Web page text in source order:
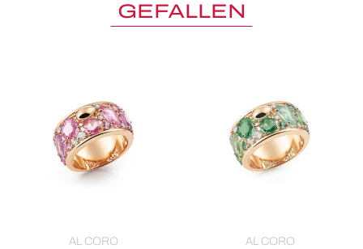
GEFALLEN
AL CORO AL CORO